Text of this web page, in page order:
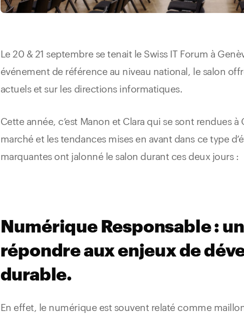
Le 20 & 21 septembre se tenait le Swiss IT Forum à
événement de référence au niveau national, le salon
actuels et sur les directions informatiques.
Cette année, c’est Manon et Clara qui se sont rendues
marché et les tendances mises en avant dans ce type
marquantes ont jalonné le salon durant ces deux jours :
Numérique Responsable :
répondre aux enjeux de
durable.
En effet, le numérique est souvent relaté comme